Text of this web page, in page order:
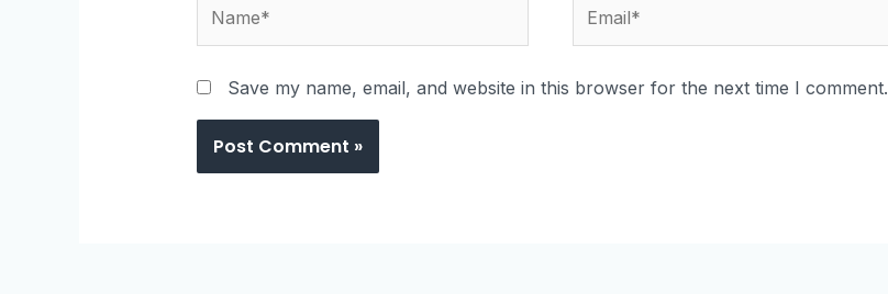
Save my name, email, and website in this browser for the next time I comment.